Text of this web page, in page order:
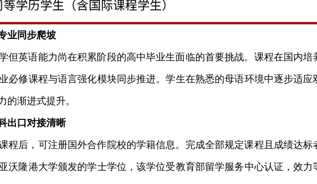
业同步爬坡
但英语能力尚在积累阶段的高中毕业生面临的首要挑战。课程在国内
必修课程与语言强化模块同步推进。学生在熟悉的母语环境中逐步适
的渐进式提升。
出口对接清晰
程后，可注册国外合作院校的学籍信息。完成全部规定课程且成绩达标
沃隆港大学颁发的学士学位，该学位受教育部留学服务中心认证，效